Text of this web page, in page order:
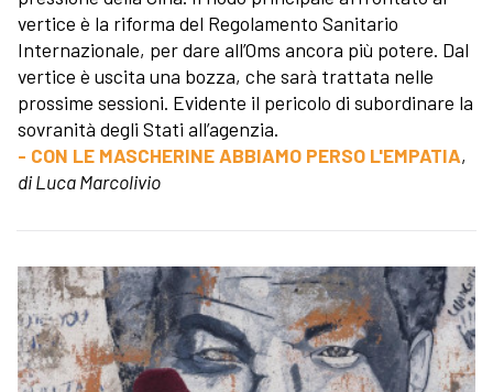
vertice è la riforma del Regolamento Sanitario
Internazionale, per dare all’Oms ancora più potere. Dal
vertice è uscita una bozza, che sarà trattata nelle
prossime sessioni. Evidente il pericolo di subordinare la
sovranità degli Stati all’agenzia.
- CON LE MASCHERINE ABBIAMO PERSO L'EMPATIA,
di Luca Marcolivio